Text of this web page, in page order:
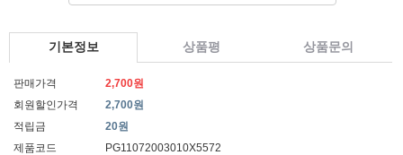
기본정보 상품평 상품문의
판매가격
2,700원
회원할인가격
2,700원
적립금
20원
제품코드
PG11072003010X5572